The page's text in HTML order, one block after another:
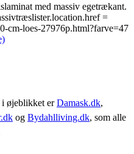
med massiv egetrækant.
=
cm-loes-27976p.html?farve=47
i øjeblikket erDamask.dk,
og Bydahlliving.dk, som alle